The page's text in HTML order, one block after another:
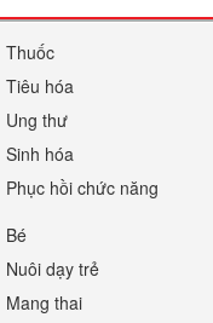
Thuốc
Tiêu hóa
Ung thư
Sinh hóa
Phục hồi chức năng
Bé
Nuôi dạy trẻ
Mang thai